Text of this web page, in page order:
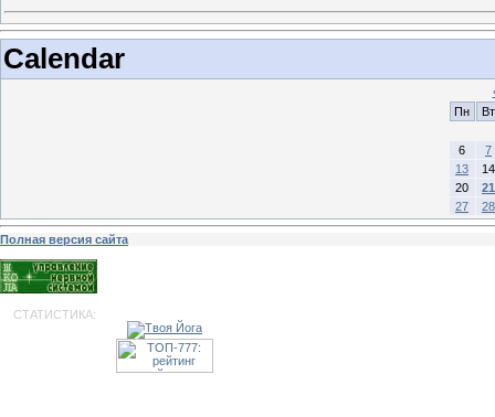
Calendar
Пн
Вт
6
7
13
14
20
21
27
28
Полная версия сайта
СТАТИСТИКА: